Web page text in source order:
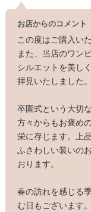
お店からのコメント
この度はご購入い
また、当店のワン
シルエットを美し
拝見いたしました。
卒園式という大切
方々からもお褒め
栄に存じます。上
ふさわしい装いの
おります。
春の訪れを感じる
む日もございます